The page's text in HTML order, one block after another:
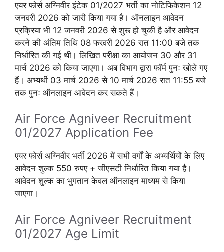
एयर फोर्स अग्निवीर इंटेक 01/2027 भर्ती का नोटिफिकेशन 12
जनवरी 2026 को जारी किया गया है। ऑनलाइन आवेदन
प्रक्रिया भी 12 जनवरी 2026 से शुरू हो चुकी है और आवेदन
करने की अंतिम तिथि 08 फरवरी 2026 रात 11:00 बजे तक
निर्धारित की गई थी। लिखित परीक्षा का आयोजन 30 और 31
मार्च 2026 को किया जाएगा। अब विभाग द्वारा फॉर्म पुनः खोले गए
हैं। अभ्यर्थी 03 मार्च 2026 से 10 मार्च 2026 रात 11:55 बजे
तक पुनः ऑनलाइन आवेदन कर सकते हैं।
Air Force Agniveer Recruitment
01/2027 Application Fee
एयर फोर्स अग्निवीर भर्ती 2026 में सभी वर्गों के अभ्यर्थियों के लिए
आवेदन शुल्क 550 रुपए + जीएसटी निर्धारित किया गया है।
आवेदन शुल्क का भुगतान केवल ऑनलाइन माध्यम से किया
जाएगा।
Air Force Agniveer Recruitment
01/2027 Age Limit